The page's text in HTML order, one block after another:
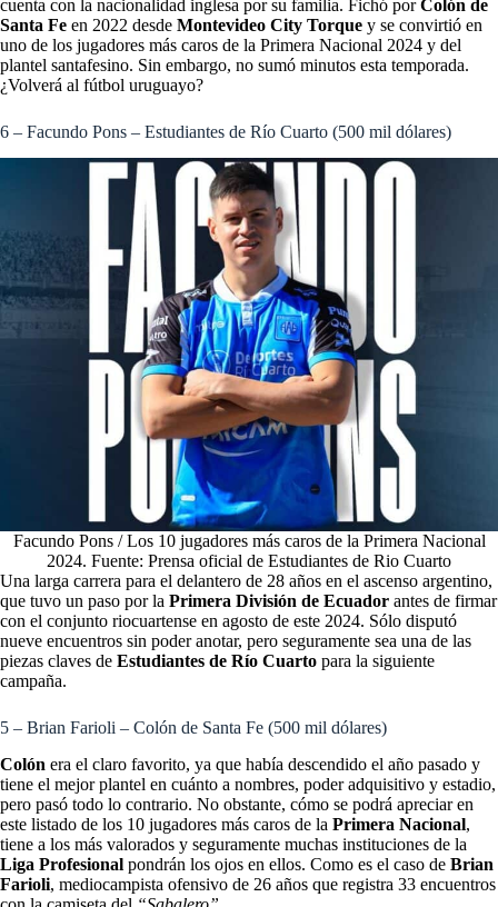
cuenta con la nacionalidad inglesa por su familia. Fichó porColón de
Santa Fe en 2022 desde Montevideo City Torque y se convirtió en
uno de los jugadores más caros de la Primera Nacional 2024 y del
plantel santafesino. Sin embargo, no sumó minutos esta temporada.
¿Volverá al fútbol uruguayo?
6 – Facundo Pons – Estudiantes de Río Cuarto (500 mil dólares)
Facundo Pons / Los 10 jugadores más caros de la Primera Nacional
2024. Fuente: Prensa oficial de Estudiantes de Rio Cuarto
Una larga carrera para el delantero de 28 años en el ascenso argentino,
que tuvo un paso por la Primera División de Ecuador antes de firmar
con el conjunto riocuartense en agosto de este 2024. Sólo disputó
nueve encuentros sin poder anotar, pero seguramente sea una de las
piezas claves de Estudiantes de Río Cuarto para la siguiente
campaña.
5 – Brian Farioli – Colón de Santa Fe (500 mil dólares)
Colón era el claro favorito, ya que había descendido el año pasado y
tiene el mejor plantel en cuánto a nombres, poder adquisitivo y estadio,
pero pasó todo lo contrario. No obstante, cómo se podrá apreciar en
este listado de los 10 jugadores más caros de la Primera Nacional,
tiene a los más valorados y seguramente muchas instituciones de la
Liga Profesional pondrán los ojos en ellos. Como es el caso de Brian
Farioli, mediocampista ofensivo de 26 años que registra 33 encuentros